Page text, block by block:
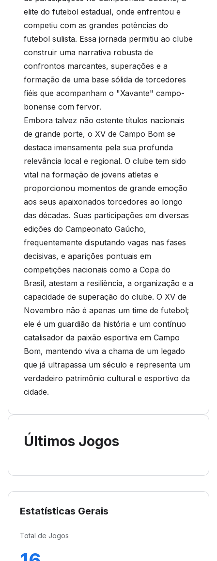
elite do futebol estadual, onde enfrentou e
competiu com as grandes potências do
futebol sulista. Essa jornada permitiu ao clube
construir uma narrativa robusta de
confrontos marcantes, superações e a
formação de uma base sólida de torcedores
fiéis que acompanham o "Xavante" campo-
bonense com fervor.
Embora talvez não ostente títulos nacionais
de grande porte, o XV de Campo Bom se
destaca imensamente pela sua profunda
relevância local e regional. O clube tem sido
vital na formação de jovens atletas e
proporcionou momentos de grande emoção
aos seus apaixonados torcedores ao longo
das décadas. Suas participações em diversas
edições do Campeonato Gaúcho,
frequentemente disputando vagas nas fases
decisivas, e aparições pontuais em
competições nacionais como a Copa do
Brasil, atestam a resiliência, a organização e a
capacidade de superação do clube. O XV de
Novembro não é apenas um time de futebol;
ele é um guardião da história e um contínuo
catalisador da paixão esportiva em Campo
Bom, mantendo viva a chama de um legado
que já ultrapassa um século e representa um
verdadeiro patrimônio cultural e esportivo da
cidade.
Últimos Jogos
Estatísticas Gerais
Total de Jogos